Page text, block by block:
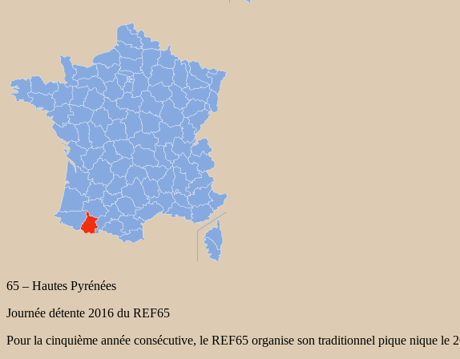
65 – Hautes Pyrénées
Journée détente 2016 du REF65
Pour la cinquième année consécutive, le REF65 organise son traditionnel pique nique le